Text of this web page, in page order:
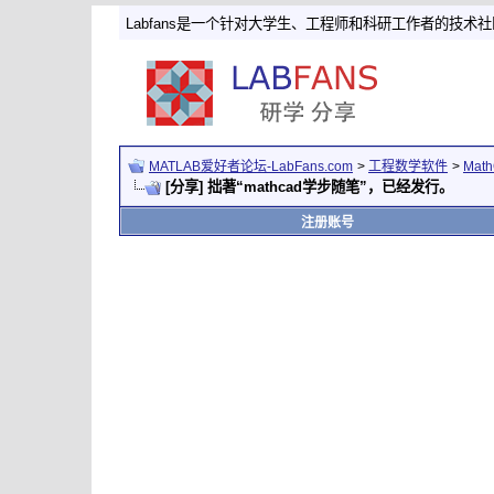
Labfans是一个针对大学生、工程师和科研工作者的技术社
MATLAB爱好者论坛-LabFans.com > 工程数学软件 >
[分享] 拙著“mathcad学步随笔”，已经发行。
注册账号